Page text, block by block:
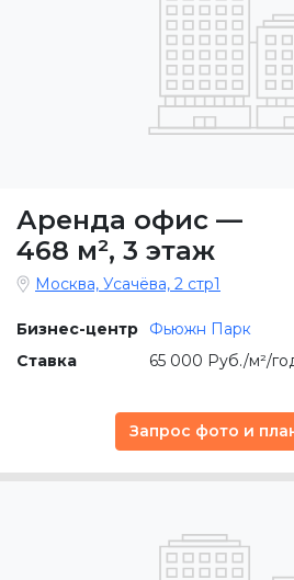
Аренда офис —
468 м², 3 этаж
Москва, Усачёва, 2 стр1
Бизнес-центр
Фьюжн Парк
Ставка
65 000 Руб./м²/
Запрос фото и